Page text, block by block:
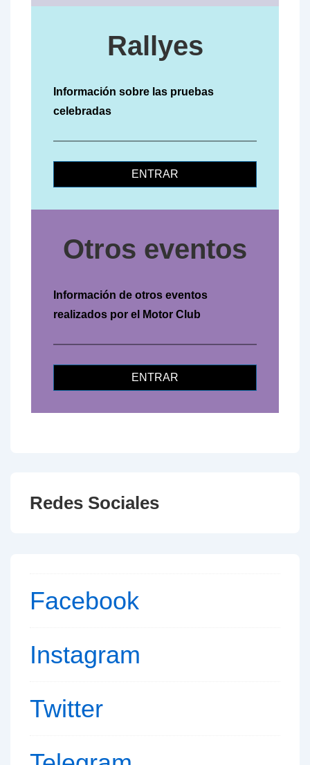
Rallyes
Información sobre las pruebas
celebradas
ENTRAR
Otros eventos
Información de otros eventos
realizados por el Motor Club
ENTRAR
Redes Sociales
Facebook
Instagram
Twitter